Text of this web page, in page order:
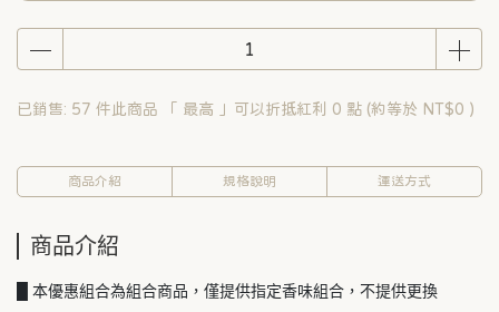
已銷售: 57 件此商品 「 最高 」可以折抵紅利 0 點 (約等於 NT$0 )
商品介紹 規格說明 運送方式
商品介紹
█ 本優惠組合為組合商品，僅提供指定香味組合，不提供更換